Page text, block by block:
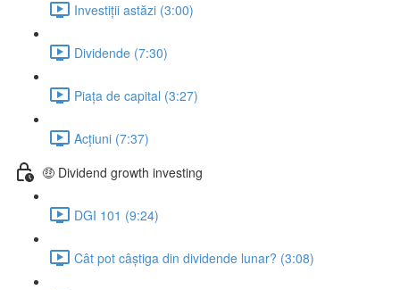
Investiții astăzi (3:00)
Dividende (7:30)
Piața de capital (3:27)
Acțiuni (7:37)
🤑 Dividend growth investing
DGI 101 (9:24)
Cât pot câștiga din dividende lunar? (3:08)